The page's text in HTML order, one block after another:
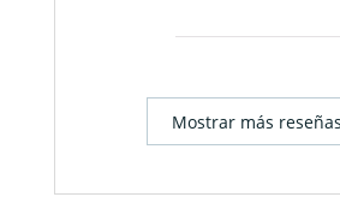
Mostrar más